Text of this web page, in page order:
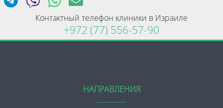
Контактный телефон клиники в Израиле
+972 (77) 556-57-90
НАПРАВЛЕНИЯ